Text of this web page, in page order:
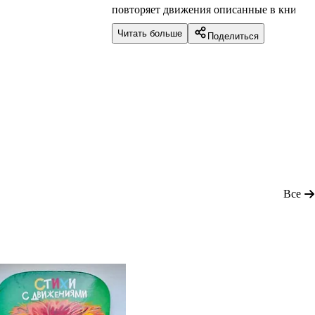
повторяет движения описанные в
удовольствием, слушает и повторяет
легкие для запоминания.
Читать больше Поделиться
Все